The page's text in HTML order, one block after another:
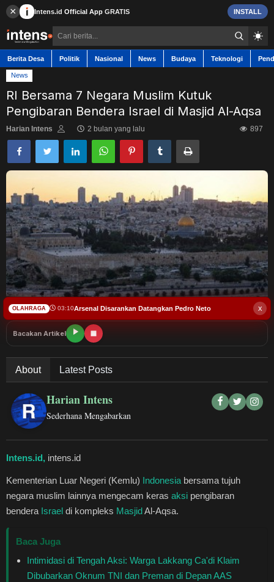
× Intens.id Official App GRATIS INSTALL
Berita Desa Politik Nasional News Budaya Teknologi
Contact
Politik
Nasional
News
Budaya
Teknologi
Bursa
Hukum dan Kriminal
Olahraga
Ekonomi Bisnis
Healthstyle
News
RI Bersama 7 Negara Muslim Kutuk
Pengibaran Bendera Israel di Masjid Al-Aqsa
Harian Intens 2 bulan yang lalu 897
Bacakan Artikel
About Latest Posts
Harian Intens
Sederhana Mengabarkan
Intens.id, intens.id
Kementerian Luar Negeri (Kemlu) Indonesia bersama tujuh
negara muslim lainnya mengecam keras aksi pengibaran
bendera Israel di kompleks MasjidAl-Aqsa.
Baca Juga
Intimidasi di Tengah Aksi: Warga Lakkang Ca'di Klaim
Dibubarkan Oknum TNI dan Preman di Depan AAS
x
OLAHRAGA 03:10Arsenal Disarankan Datangkan Pedro Neto